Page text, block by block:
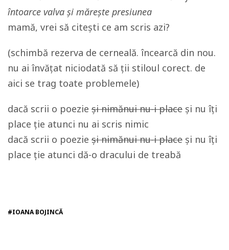
întoarce valva și mărește presiunea
mamă, vrei să citești ce am scris azi?
(schimbă rezerva de cerneală. încearcă din nou.
nu ai învățat niciodată să ții stiloul corect. de
aici se trag toate problemele)
dacă scrii o poezie și nimănui nu-i place și nu îți
place ție atunci nu ai scris nimic
dacă scrii o poezie și nimănui nu-i place și nu îți
place ție atunci dă-o dracului de treabă
#IOANA BOJINCĂ